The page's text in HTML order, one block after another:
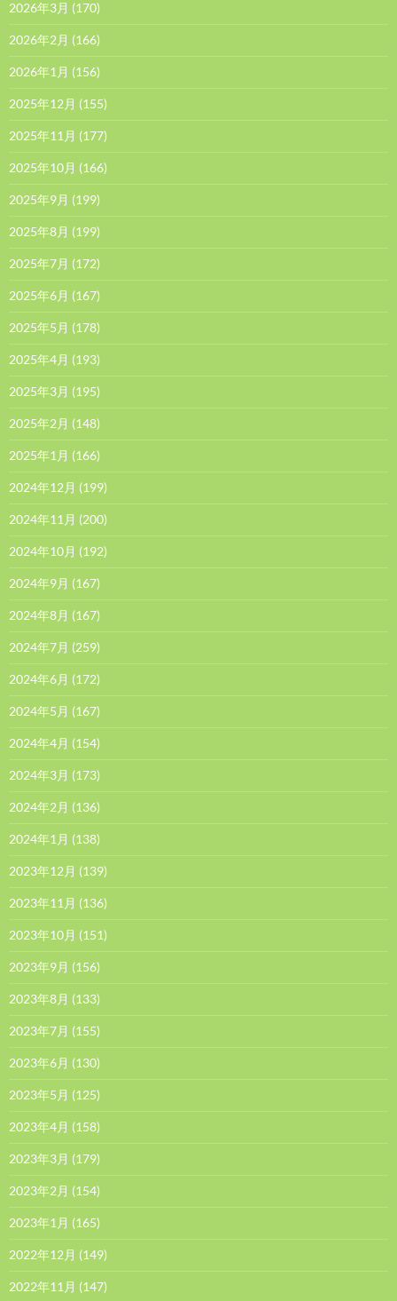
2026年3月 (170)
2026年2月 (166)
2026年1月 (156)
2025年12月 (155)
2025年11月 (177)
2025年10月 (166)
2025年9月 (199)
2025年8月 (199)
2025年7月 (172)
2025年6月 (167)
2025年5月 (178)
2025年4月 (193)
2025年3月 (195)
2025年2月 (148)
2025年1月 (166)
2024年12月 (199)
2024年11月 (200)
2024年10月 (192)
2024年9月 (167)
2024年8月 (167)
2024年7月 (259)
2024年6月 (172)
2024年5月 (167)
2024年4月 (154)
2024年3月 (173)
2024年2月 (136)
2024年1月 (138)
2023年12月 (139)
2023年11月 (136)
2023年10月 (151)
2023年9月 (156)
2023年8月 (133)
2023年7月 (155)
2023年6月 (130)
2023年5月 (125)
2023年4月 (158)
2023年3月 (179)
2023年2月 (154)
2023年1月 (165)
2022年12月 (149)
2022年11月 (147)